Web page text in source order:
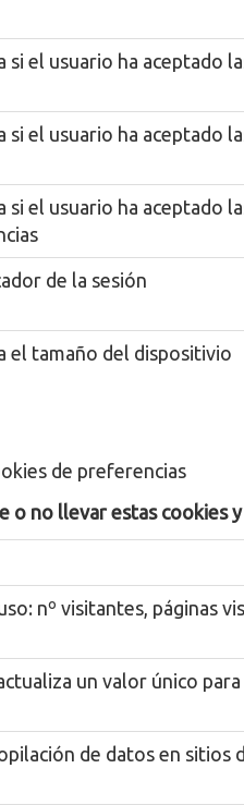
si el usuario ha aceptado
si el usuario ha aceptado
si el usuario ha aceptado
de la sesión
el tamaño del dispositivio
de preferencias
o no llevar estas cookies
nº visitantes, páginas
un valor único
de datos en sitios